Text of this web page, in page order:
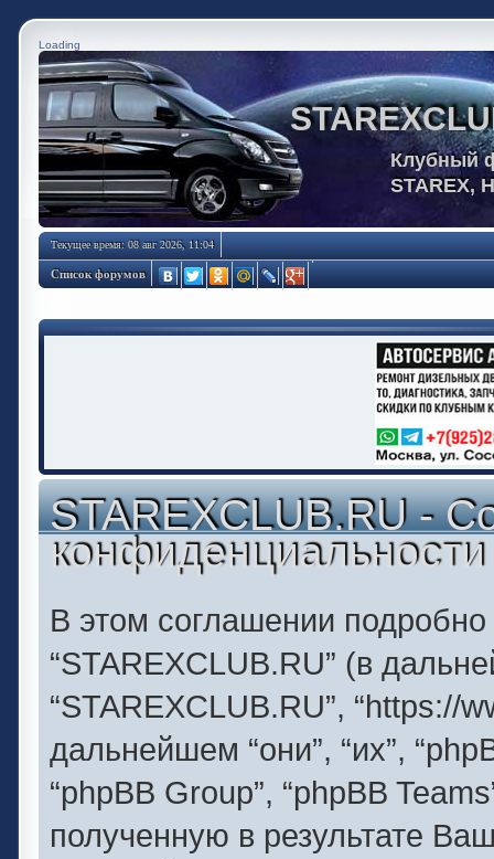
Loading
Клубный
STAREX,
Текущее время: 08 авг 2026, 11:04
Список форумов
STAREXCLUB.RU -
конфиденциальности
В этом соглашении подробно
“STAREXCLUB.RU” (в
“STAREXCLUB.RU”, “https://
дальнейшем “они”, “их”,
“phpBB Group”, “phpBB
полученную в результате